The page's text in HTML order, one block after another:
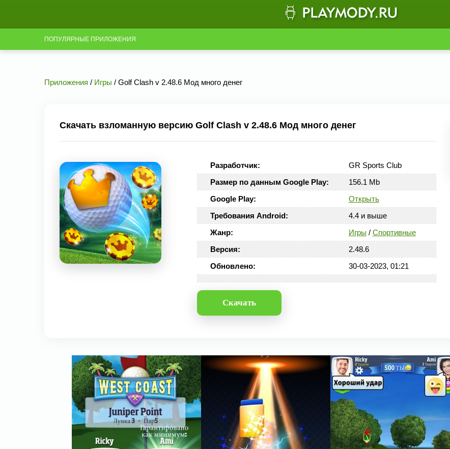
ПОПУЛЯРНЫЕ ПРИЛОЖЕНИЯ
Приложения / Игры / Golf Clash v 2.48.6 Мод много денег
Скачать взломанную версию Golf Clash v 2.48.6 Мод много денег
Разработчик:
GR Sports Club
Размер по данным Google Play:
156.1 Mb
Google Play:
Открыть
Требования Android:
4.4 и выше
Жанр:
Игры / Спортивные
Версия:
2.48.6
Обновлено:
30-03-2023, 01:21
Скачать